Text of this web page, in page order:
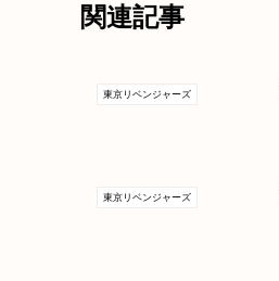
関連記事
東京リベンジャーズ
東京リベンジャーズ